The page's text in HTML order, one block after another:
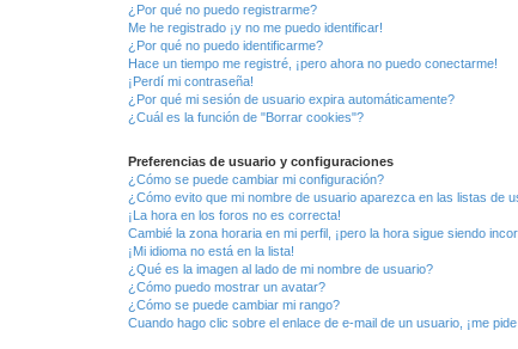
¿Por qué no puedo registrarme?
Me he registrado ¡y no me puedo identificar!
¿Por qué no puedo identificarme?
Hace un tiempo me registré, ¡pero ahora no puedo conectarme!
¡Perdí mi contraseña!
¿Por qué mi sesión de usuario expira automáticamente?
¿Cuál es la función de "Borrar cookies"?
Preferencias de usuario y configuraciones
¿Cómo se puede cambiar mi configuración?
¿Cómo evito que mi nombre de usuario aparezca en las listas de
¡La hora en los foros no es correcta!
Cambié la zona horaria en mi perfil, ¡pero la hora sigue siendo
¡Mi idioma no está en la lista!
¿Qué es la imagen al lado de mi nombre de usuario?
¿Cómo puedo mostrar un avatar?
¿Cómo se puede cambiar mi rango?
Cuando hago clic sobre el enlace de e-mail de un usuario, ¡me